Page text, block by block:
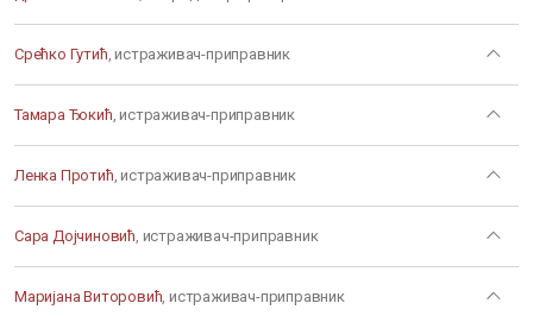
Срећко Гутић, истраживач-приправник
Тамара Ђокић, истраживач-приправник
Ленка Протић, истраживач-приправник
Сара Дојчиновић, истраживач-приправник
Маријана Виторовић, истраживач-приправник